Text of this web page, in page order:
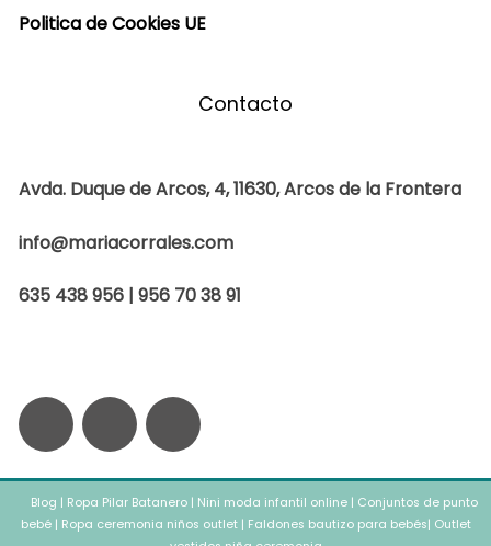
Politica de Cookies UE
Contacto
Avda. Duque de Arcos, 4, 11630, Arcos de la Frontera
info@mariacorrales.com
635 438 956 | 956 70 38 91
F
a
I
n
W
h
Blog | Ropa Pilar Batanero| Nini moda infantil online | Conjuntos de punto
bebé| Ropa ceremonia niños outlet| Faldones bautizo para bebés| Outlet